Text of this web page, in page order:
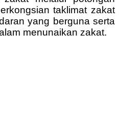
taklimat zakat
yang berguna serta
menunaikan zakat.